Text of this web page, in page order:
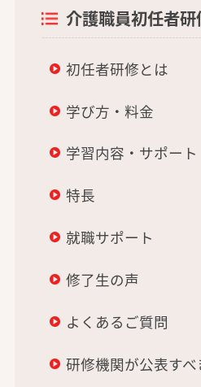
介護職員初任者研
初任者研修とは
学び方・料金
学習内容・サポート
特長
就職サポート
修了生の声
よくあるご質問
研修機関が公表す